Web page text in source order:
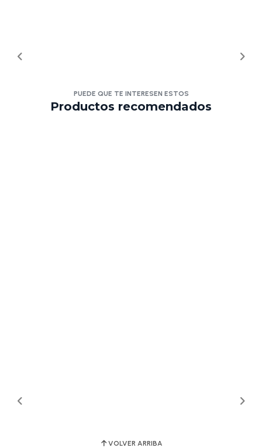
PUEDE QUE TE INTERESEN ESTOS
Productos recomendados
VOLVER ARRIBA